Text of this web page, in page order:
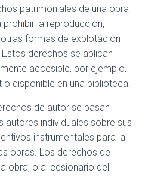
patrimoniales de una obra
la reproducción,
formas de explotación
derechos se aplican
accesible, por ejemplo,
disponible en una biblioteca.
de autor se basan
individuales sobre sus
instrumentales para la
obras. Los derechos de
obra, o al cesionario del